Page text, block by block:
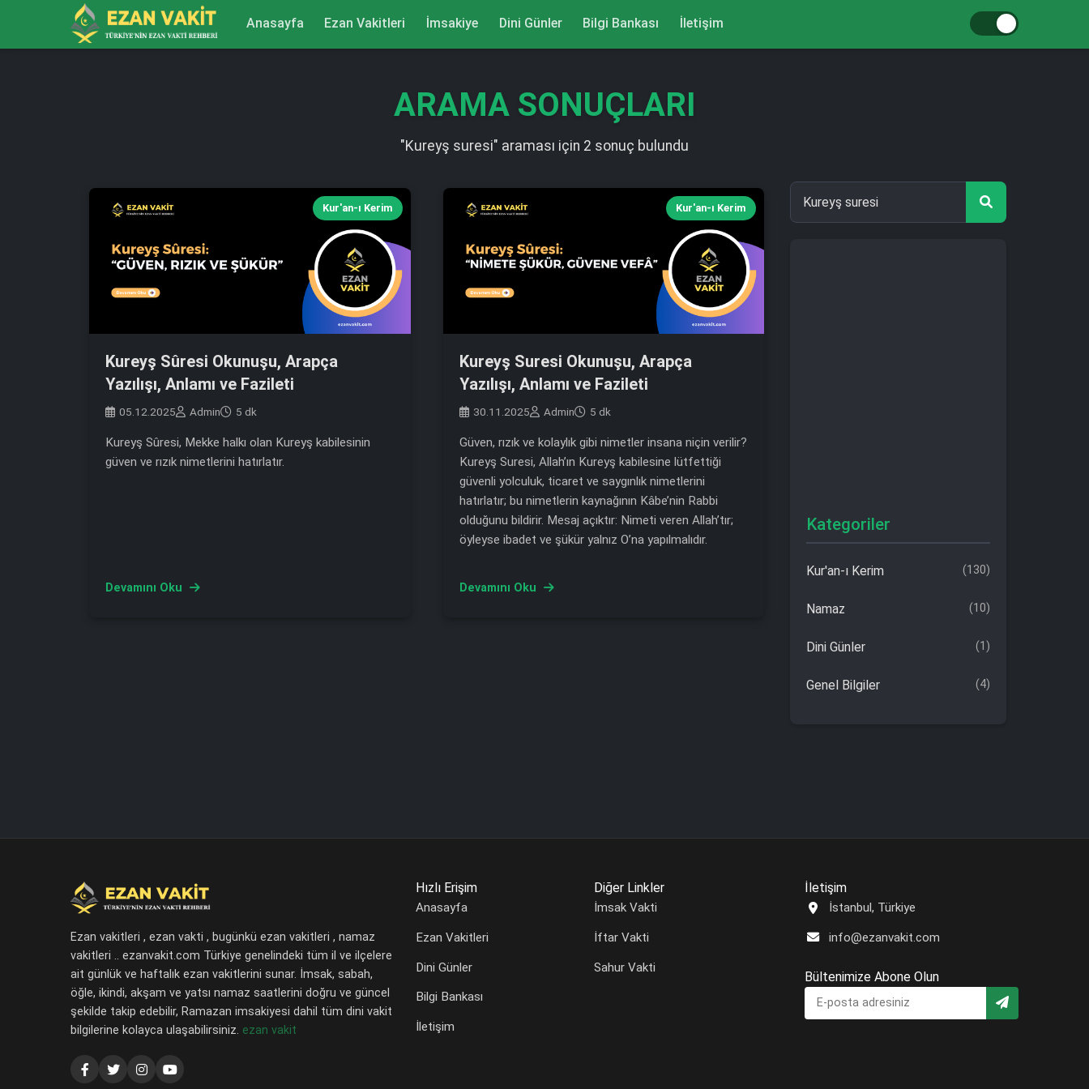
Anasayfa Ezan Vakitleri İmsakiye Dini Günler Bilgi Bankası İletişim
ARAMA SONUÇLARI
"Kureyş suresi" araması için 2 sonuç bulundu
Kur'an-ı Kerim
Kureyş Sûresi Okunuşu, Arapça
Yazılışı, Anlamı ve Fazileti
05.12.2025 Admin 5 dk
Kureyş Sûresi, Mekke halkı olan Kureyş kabilesinin
güven ve rızık nimetlerini hatırlatır.
Devamını Oku
Kur'an-ı Kerim
Kureyş Suresi Okunuşu, Arapça
Yazılışı, Anlamı ve Fazileti
30.11.2025 Admin 5 dk
Güven, rızık ve kolaylık gibi nimetler insana niçin verilir?
Kureyş Suresi, Allah’ın Kureyş kabilesine lütfettiği
güvenli yolculuk, ticaret ve saygınlık nimetlerini
hatırlatır; bu nimetlerin kaynağının Kâbe’nin Rabbi
olduğunu bildirir. Mesaj açıktır: Nimeti veren Allah’tır;
öyleyse ibadet ve şükür yalnız O’na yapılmalıdır.
Devamını Oku
Kategoriler
Kur'an-ı Kerim (130)
Namaz (10)
Dini Günler (1)
Genel Bilgiler (4)
Ezan vakitleri , ezan vakti , bugünkü ezan vakitleri , namaz
vakitleri .. ezanvakit.com Türkiye genelindeki tüm il ve ilçelere
ait günlük ve haftalık ezan vakitlerini sunar. İmsak, sabah,
öğle, ikindi, akşam ve yatsı namaz saatlerini doğru ve güncel
şekilde takip edebilir, Ramazan imsakiyesi dahil tüm dini vakit
bilgilerine kolayca ulaşabilirsiniz. ezan vakit
Hızlı Erişim
Anasayfa
Ezan Vakitleri
Dini Günler
Bilgi Bankası
İletişim
Diğer Linkler
İmsak Vakti
İftar Vakti
Sahur Vakti
İletişim
İstanbul, Türkiye
info@ezanvakit.com
Bültenimize Abone Olun